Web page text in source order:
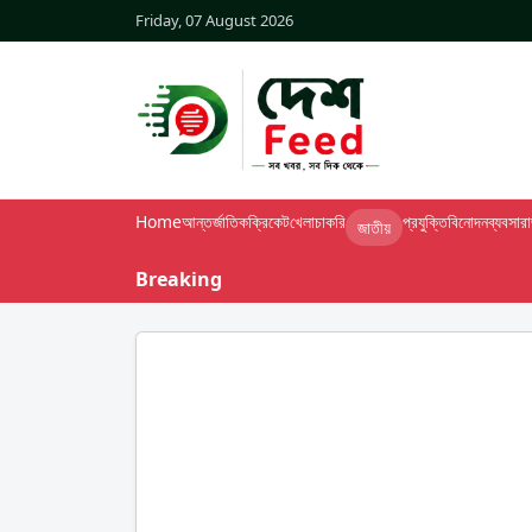
Friday, 07 August 2026
Homeআন্তর্জাতিকক্রিকেটখেলাচাকরি জাতীয় প্রযুক্তিবিনোদনব্যবসা
Breaking